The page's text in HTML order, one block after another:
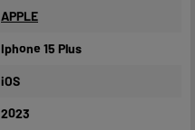
APPLE
Iphone 15 Plus
iOS
2023